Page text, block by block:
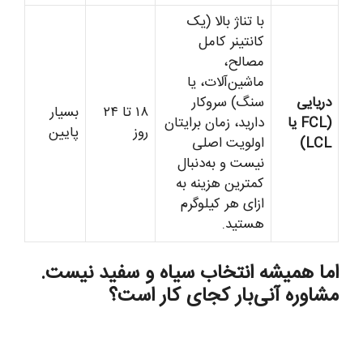
دریایی
(FCL یا
LCL)
با تناژ بالا (یک
کانتینر کامل
مصالح،
ماشین‌آلات، یا
سنگ) سروکار
دارید، زمان برایتان
اولویت اصلی
نیست و به‌دنبال
کمترین هزینه به
ازای هر کیلوگرم
هستید.
۱۸ تا ۲۴
روز
بسیار
پایین
اما همیشه انتخاب سیاه و سفید نیست.
مشاوره آنی‌بار کجای کار است؟